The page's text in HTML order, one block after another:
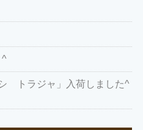
トラジャ」入荷しました^